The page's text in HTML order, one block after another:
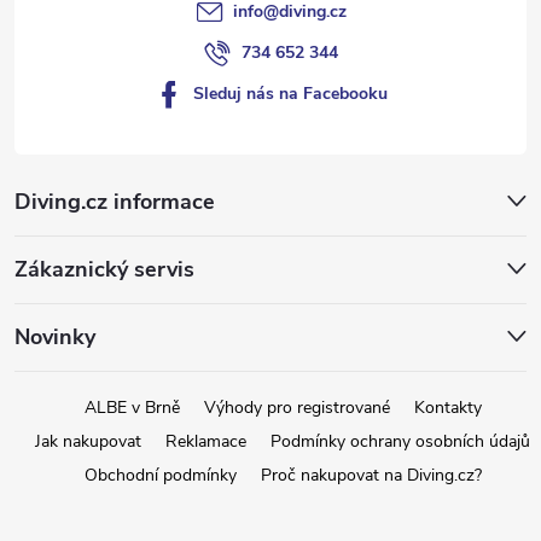
u
Diving.cz informace
Zákaznický servis
Novinky
info@diving.cz
734 652 344
Sleduj nás na Facebooku
ALBE v Brně Výhody pro registrované
Kontakty
Jak nakupovat
Reklamace
Podmínky ochrany osobních údajů
Obchodní podmínky
Proč nakupovat na Diving.cz?